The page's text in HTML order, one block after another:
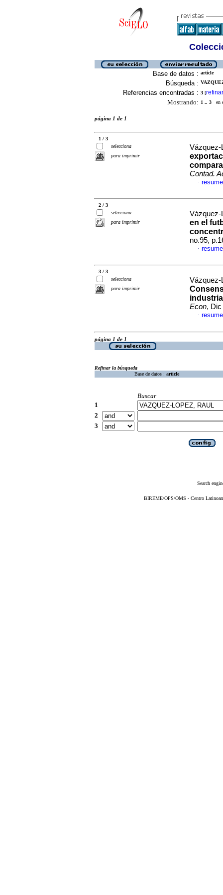
Base de datos : article
Búsqueda :
Referencias encontradas : 3 [refinar
Mostrando: 1 .. 3 en
página 1 de 1
1 / 3
selecciona
para imprimir
Contad.
·
2 / 3
selecciona
para imprimir
en el
no.95,
·
3 / 3
selecciona
para imprimir
Econ, Dic
·
página 1 de 1
Refinar la búsqueda
Base de datos : article
Buscar
1
2
3
Search
BIREME/OPS/OMS - Centro